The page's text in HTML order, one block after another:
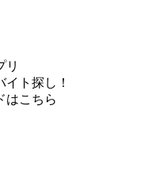
リ
ト探し！
はこちら